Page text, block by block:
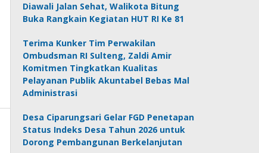
Diawali Jalan Sehat, Walikota Bitung
Buka Rangkain Kegiatan HUT RI Ke 81
Terima Kunker Tim Perwakilan
Ombudsman RI Sulteng, Zaldi Amir
Komitmen Tingkatkan Kualitas
Pelayanan Publik Akuntabel Bebas Mal
Administrasi
Desa Ciparungsari Gelar FGD Penetapan
Status Indeks Desa Tahun 2026 untuk
Dorong Pembangunan Berkelanjutan